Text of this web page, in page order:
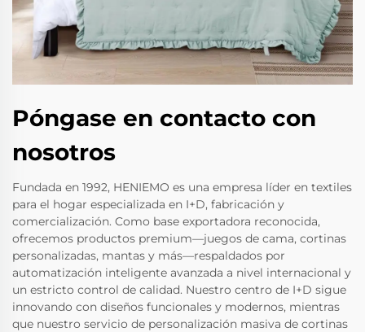
Póngase en contacto con
nosotros
Fundada en 1992, HENIEMO es una empresa líder en textiles
para el hogar especializada en I+D, fabricación y
comercialización. Como base exportadora reconocida,
ofrecemos productos premium—juegos de cama, cortinas
personalizadas, mantas y más—respaldados por
automatización inteligente avanzada a nivel internacional y
un estricto control de calidad. Nuestro centro de I+D sigue
innovando con diseños funcionales y modernos, mientras
que nuestro servicio de personalización masiva de cortinas